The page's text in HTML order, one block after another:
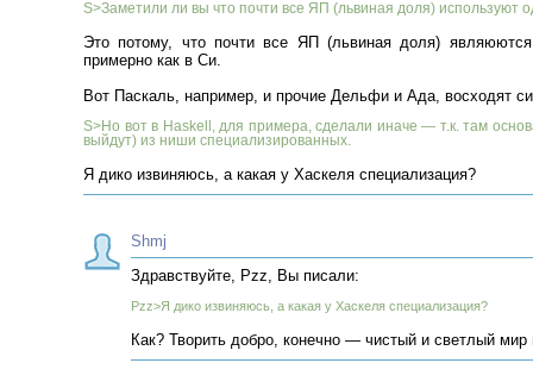
S>Заметили ли вы что почти все ЯП (львиная доля) используют
Это потому, что почти все ЯП (львиная доля)
примерно как в Си.
Вот Паскаль, например, и прочие Дельфи и Ада, восходят
S>Но вот в Haskell, для примера, сделали иначе — т.к. там
выйдут) из ниши специализированных.
Я дико извиняюсь, а какая у Хаскеля специализация?
Shmj
Здравствуйте, Pzz, Вы писали:
Pzz>Я дико извиняюсь, а какая у Хаскеля специализация?
Как? Творить добро, конечно — чистый и светлый